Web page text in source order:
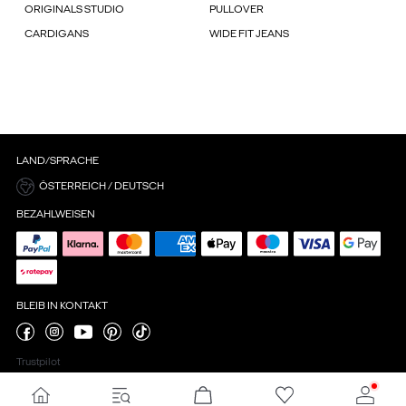
ORIGINALS STUDIO PULLOVER
CARDIGANS WIDE FIT JEANS
LAND/SPRACHE
ÖSTERREICH / DEUTSCH
BEZAHLWEISEN
BLEIB IN KONTAKT
Trustpilot